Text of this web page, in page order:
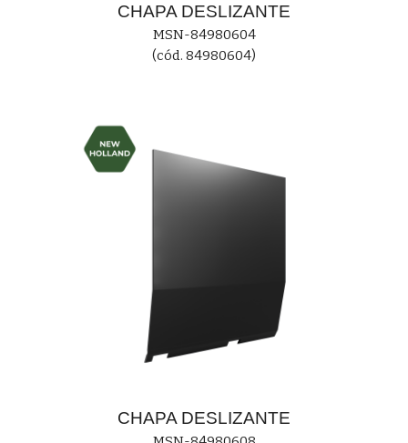
CHAPA DESLIZANTE
MSN-84980604
(cód. 84980604)
CHAPA DESLIZANTE